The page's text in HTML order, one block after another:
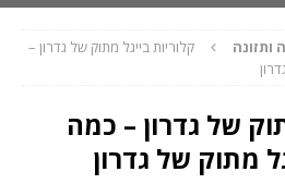
ותזונה
קלוריות בייגל מתוק של גדרון –
של גדרון – כמה
מתוק של גדרון